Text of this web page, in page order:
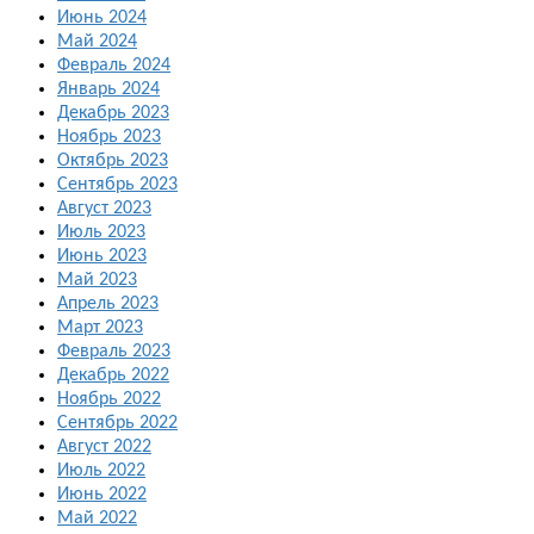
Июнь 2024
Май 2024
Февраль 2024
Январь 2024
Декабрь 2023
Ноябрь 2023
Октябрь 2023
Сентябрь 2023
Август 2023
Июль 2023
Июнь 2023
Май 2023
Апрель 2023
Март 2023
Февраль 2023
Декабрь 2022
Ноябрь 2022
Сентябрь 2022
Август 2022
Июль 2022
Июнь 2022
Май 2022